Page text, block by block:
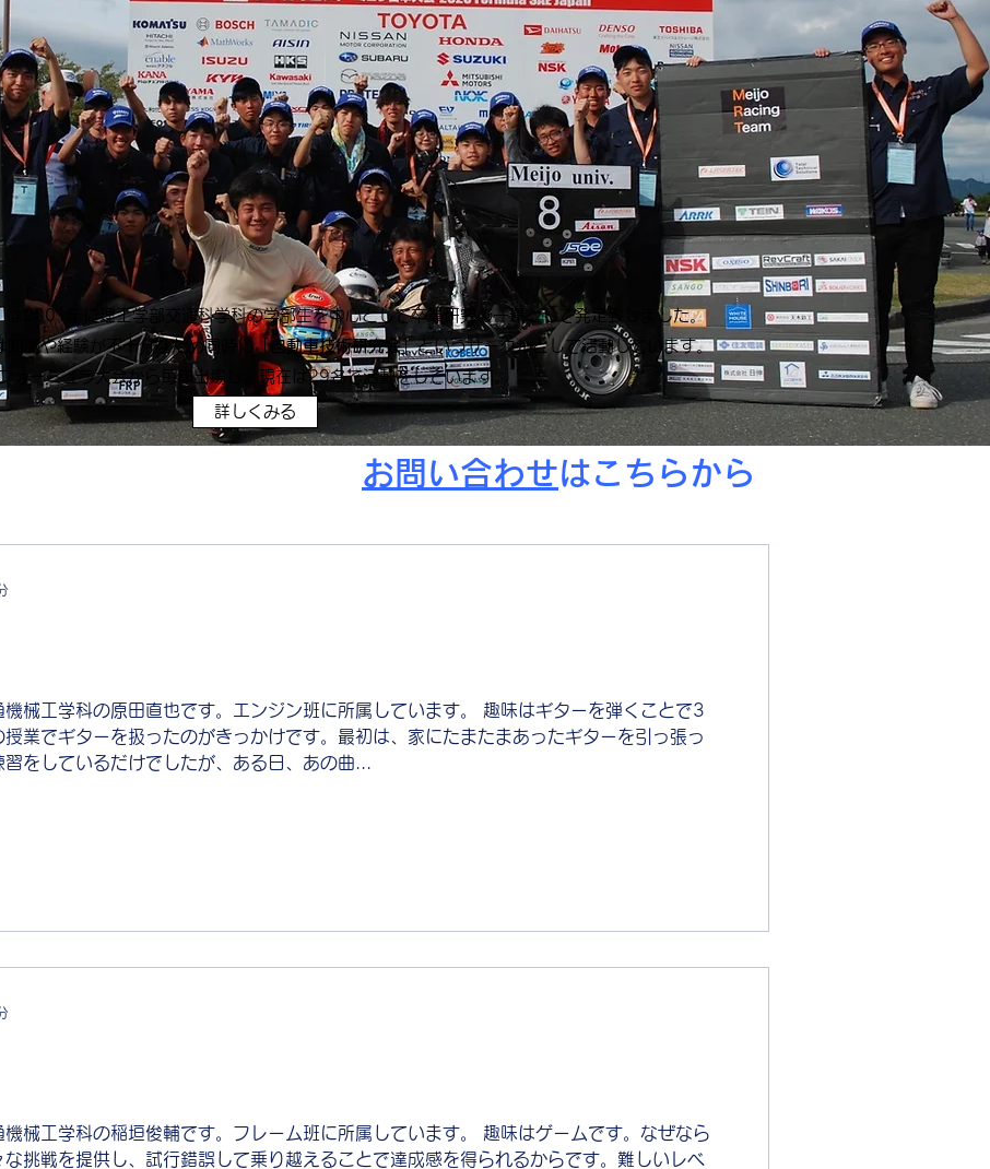
2001年に理工学部交通科学科の学部生を中心として卒業研究の一環として発足致しました。
知識や経験が不十分なため同時に「自動車技術研究会」というサークルとして活動しています。
ォーミュラ大会から毎年出場し、現在は29名で活動をしています。
詳しくみる
​お問い合わせはこちらから
械工学科の原田直也です。エンジン班に所属しています。 趣味はギターを弾くことで3
業でギターを扱ったのがきっかけです。最初は、家にたまたまあったギターを引っ張っ
をしているだけでしたが、ある日、あの曲...
械工学科の稲垣俊輔です。フレーム班に所属しています。 趣味はゲームです。なぜなら
挑戦を提供し、試行錯誤して乗り越えることで達成感を得られるからです。難しいレベ